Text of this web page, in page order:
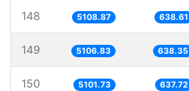
148 5108.87 638.61
149 5106.83 638.35
150 5101.73 637.72